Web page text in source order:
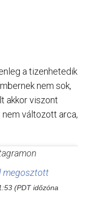
a tizenhetedik
nem sok,
akkor viszont
változott arca,
megosztott
(PDT időzóna